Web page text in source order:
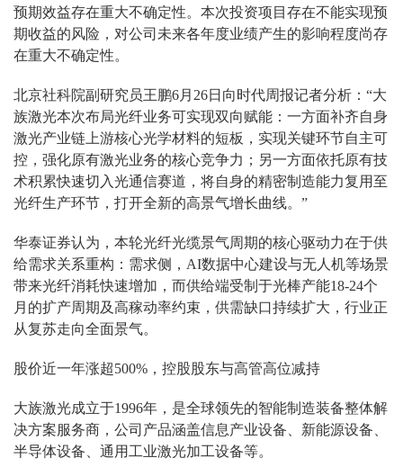
预期效益存在重大不确定性。本次投资项目存在不能实现预
期收益的风险，对公司未来各年度业绩产生的影响程度尚存
在重大不确定性。
北京社科院副研究员王鹏6月26日向时代周报记者分析：“大
族激光本次布局光纤业务可实现双向赋能：一方面补齐自身
激光产业链上游核心光学材料的短板，实现关键环节自主可
控，强化原有激光业务的核心竞争力；另一方面依托原有技
术积累快速切入光通信赛道，将自身的精密制造能力复用至
光纤生产环节，打开全新的高景气增长曲线。”
华泰证券认为，本轮光纤光缆景气周期的核心驱动力在于供
给需求关系重构：需求侧，AI数据中心建设与无人机等场景
带来光纤消耗快速增加，而供给端受制于光棒产能18-24个
月的扩产周期及高稼动率约束，供需缺口持续扩大，行业正
从复苏走向全面景气。
股价近一年涨超500%，控股股东与高管高位减持
大族激光成立于1996年，是全球领先的智能制造装备整体解
决方案服务商，公司产品涵盖信息产业设备、新能源设备、
半导体设备、通用工业激光加工设备等。